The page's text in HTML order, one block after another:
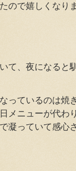
ので嬉しくなり
て、夜になると
っているのは焼
メニューが代わ
凝っていて感心